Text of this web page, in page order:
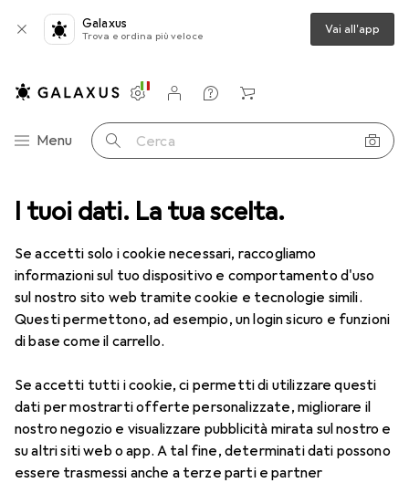
I tuoi dati. La tua scelta.
Se accetti solo i cookie necessari, raccogliamo
informazioni sul tuo dispositivo e comportamento d'uso
sul nostro sito web tramite cookie e tecnologie simili.
Questi permettono, ad esempio, un login sicuro e funzioni
di base come il carrello.
Se accetti tutti i cookie, ci permetti di utilizzare questi
dati per mostrarti offerte personalizzate, migliorare il
nostro negozio e visualizzare pubblicità mirata sul nostro e
su altri siti web o app. A tal fine, determinati dati possono
essere trasmessi anche a terze parti e partner
Galaxus
Trova e ordina più veloce Vai all'app
Categoria Navigazione
Menu Cerca
Impostazioni
Conto cliente
Liste di confronto
Liste dei desideri
Carrello
Lenti a contatto Air Optix HydraGlyde per l'astigmatismo 6
1 Immagine
Air Optix HydraGlyde per
-2, Obiettivo mensile, 6 pz., Torico
Prezzo in EUR IVA incl.
EUR
55,80 EUR
9,30/1pz.